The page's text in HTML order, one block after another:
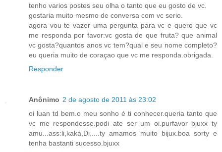
tenho varios postes seu olha o tanto que eu gosto de vc.
gostaria muito mesmo de conversa com vc serio.
agora vou te vazer uma pergunta para vc e quero que vc
me responda por favor:vc gosta de que fruta? que animal
vc gosta?quantos anos vc tem?qual e seu nome completo?
eu queria muito de coraçao que vc me responda.obrigada.
Responder
Anônimo 2 de agosto de 2011 às 23:02
oi luan td bem.o meu sonho é ti conhecer.queria tanto que
vc me respondesse.podi ate ser um oi.purfavor bjuxx ty
amu...ass:li,kaká,Di.....ty amamos muito bijux.boa sorty e
tenha bastanti sucesso.bjuxx